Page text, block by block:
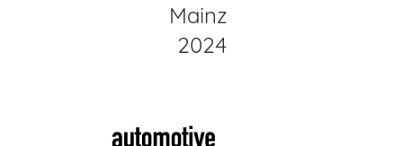
Mainz
2024